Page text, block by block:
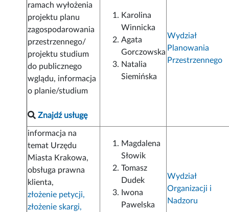
ramach wyłożenia
projektu planu
zagospodarowania
przestrzennego/
projektu studium
do publicznego
wglądu, informacja
o planie/studium
Znajdź usługę
Karolina
Winnicka
Agata
Gorczowska
Natalia
Siemińska
Wydział
Planowania
Przestrzennego
informacja na
temat Urzędu
Miasta Krakowa,
obsługa prawna
klienta,
złożenie petycji,
złożenie skargi,
Magdalena
Słowik
Tomasz
Dudek
Iwona
Pawelska
Wydział
Organizacji i
Nadzoru